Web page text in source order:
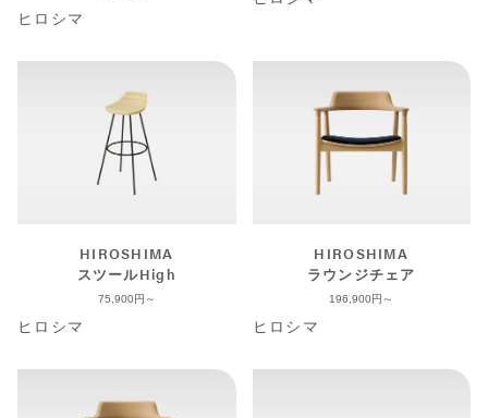
ヒロシマ
HIROSHIMA
スツールHigh
75,900
ヒロシマ
HIROSHIMA
ラウンジチェア
196,900
ヒロシマ